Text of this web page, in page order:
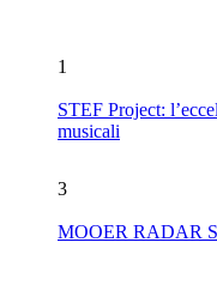
1
STEF Project:
musicali
3